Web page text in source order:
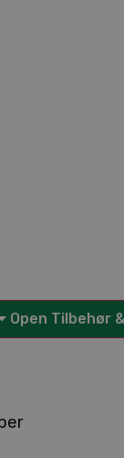
Open Tilbehør